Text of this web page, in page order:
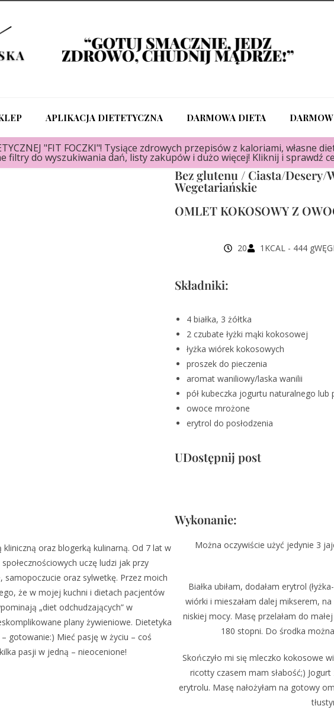
APLIKACJA DIETETYCZNA DARMOWA DIETA
"FIT FOCZKI"! Tysiące zdrowych przepisów z kaloriami, własne
filtry do wyszukiwania dań, listy zakupów i dużo więcej! Kliknij i sprawdź
Bez glutenu / Ciasta/Desery/
Wegetariańskie
OMLET KOKOSOWY Z
20 1 KCAL - 444 g
Składniki:
4 białka, 3 żółtka
2 czubate łyżki mąki kokosowej
łyżka wiórek kokosowych
proszek do pieczenia
aromat waniliowy/laska wanilii
pół kubeczka jogurtu naturalnego lub
owoce mrożone
erytrol do posłodzenia
UDostępnij post
oraz blogerką kulinarną. Od 7 lat w
uczę ludzi jak przy
oraz sylwetkę. Przez moich
że w mojej kuchni i dietach pacjentów
„diet odchudzających” w
plany żywieniowe. Dietetyka
gotowanie:) Mieć pasję w życiu – coś
pasji w jedną – nieocenione!
Wykonanie:
Można oczywiście użyć jedynie 3
Białka ubiłam, dodałam erytrol
wiórki i mieszałam dalej mikserem,
niskiej mocy. Masę przelałam do
180 stopni. Do środka
Skończyło mi się mleczko kokosowe
ricotty czasem mam słabość;)
erytrolu. Masę nałożyłam na gotowy